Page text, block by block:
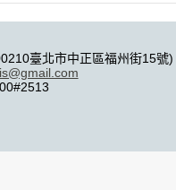
臺北市中正區福州街15號)